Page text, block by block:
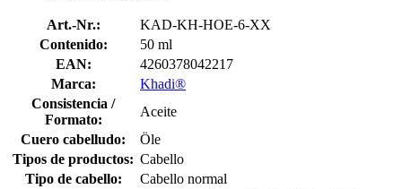
Art.-Nr.:
KAD-KH-HOE-6-XX
Contenido:
50 ml
EAN:
4260378042217
Marca:
Khadi®
Consistencia /
Formato:
Aceite
Cuero cabelludo:
Öle
Tipos de productos: Cabello
Tipo de cabello:
Cabello normal